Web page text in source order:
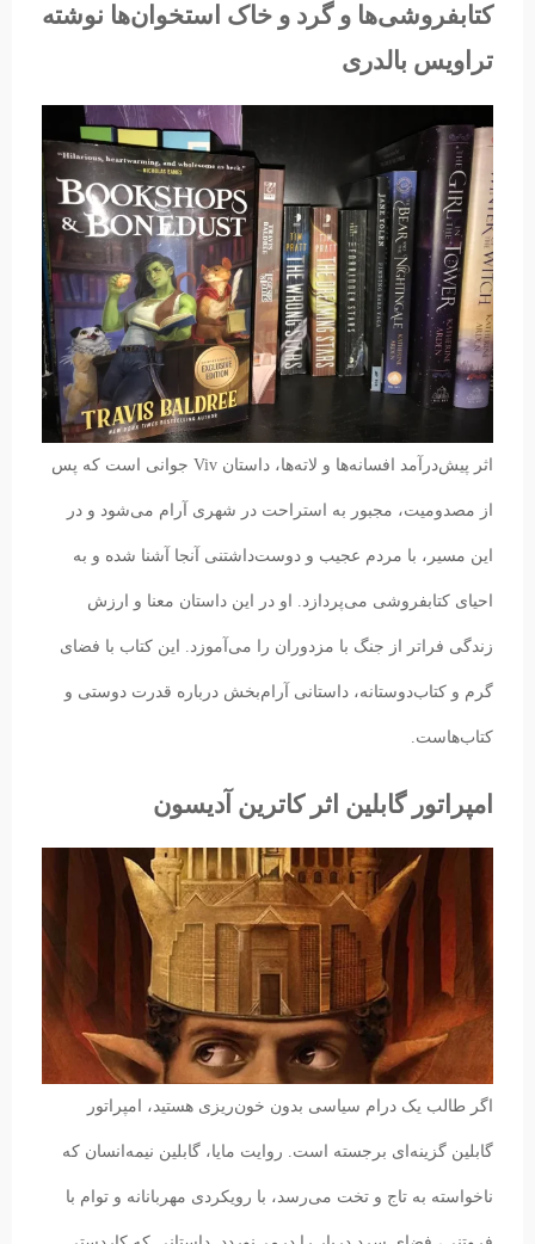
کتابفروشی‌ها و گرد و خاک استخوان‌ها نوشته
تراویس بالدری
اثر پیش‌درآمد افسانه‌ها و لاته‌ها، داستان Viv جوانی است که پس
از مصدومیت، مجبور به استراحت در شهری آرام می‌شود و در
این مسیر، با مردم عجیب و دوست‌داشتنی آنجا آشنا شده و به
احیای کتابفروشی می‌پردازد. او در این داستان معنا و ارزش
زندگی فراتر از جنگ‌ با مزدوران را می‌آموزد. این کتاب با فضای
گرم و کتاب‌دوستانه، داستانی آرام‌بخش درباره قدرت دوستی و
کتاب‌‌هاست.
امپراتور گابلین اثر کاترین آدیسون
اگر طالب یک درام سیاسی بدون خون‌ریزی هستید، امپراتور
گابلین گزینه‌ای برجسته است. روایت مایا، گابلین نیمه‌انسان که
ناخواسته به تاج و تخت می‌رسد، با رویکردی مهربانانه و توام با